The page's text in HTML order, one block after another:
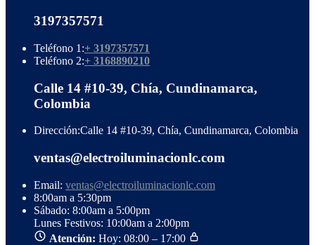
3197357571
Teléfono 1:+ 3197357571
Teléfono 2:+ 3168890210
Calle 14 #10-39, Chía, Cundinamarca,
Colombia
Dirección:Calle 14 #10-39, Chía, Cundinamarca, Colombia
ventas@electroiluminacionlc.com
Email: ventas@electroiluminacionlc.com
8:00am a 5:30pm
Sábado: 8:00am a 5:00pm
Lunes Festivos: 10:00am a 2:00pm
Atención: Hoy: 08:00 – 17:00